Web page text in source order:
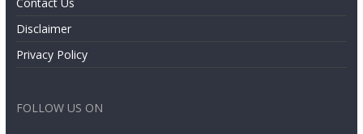
Disclaimer
Privacy Policy
FOLLOW US ON